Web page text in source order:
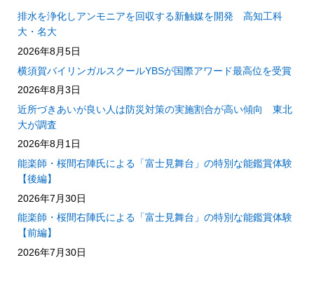
排水を浄化しアンモニアを回収する新触媒を開発 高知工科
大・名大
2026年8月5日
横須賀バイリンガルスクールYBSが国際アワード最高位を受賞
2026年8月3日
近所づきあいが良い人は防災対策の実施割合が高い傾向 東北
大が調査
2026年8月1日
能楽師・桜間右陣氏による「富士見舞台」の特別な能鑑賞体験
【後編】
2026年7月30日
能楽師・桜間右陣氏による「富士見舞台」の特別な能鑑賞体験
【前編】
2026年7月30日